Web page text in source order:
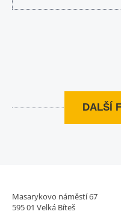
DALŠÍ
Masarykovo náměstí 67
595 01 Velká Bíteš